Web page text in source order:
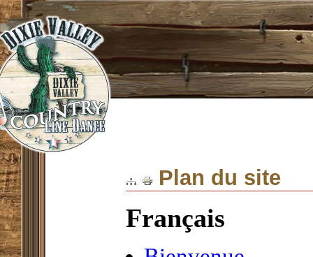
Plan du site
Français